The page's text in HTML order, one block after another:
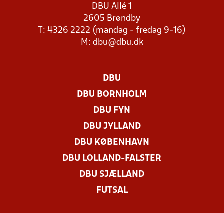
DBU Allé 1
2605 Brøndby
T: 4326 2222 (mandag - fredag 9-16)
M: dbu@dbu.dk
DBU
DBU BORNHOLM
DBU FYN
DBU JYLLAND
DBU KØBENHAVN
DBU LOLLAND-FALSTER
DBU SJÆLLAND
FUTSAL